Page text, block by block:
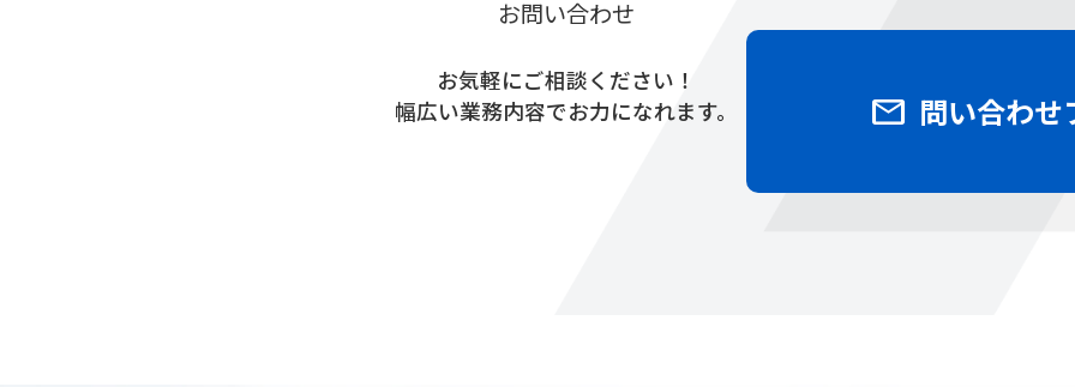
お問い合わせ
お気軽にご相談ください！
幅広い業務内容でお力になれます。
mail 問い合わせ